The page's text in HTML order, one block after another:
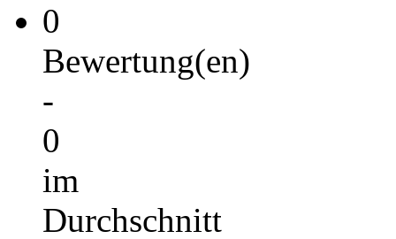
0
Bewertung(en)
-
0
im
Durchschnitt